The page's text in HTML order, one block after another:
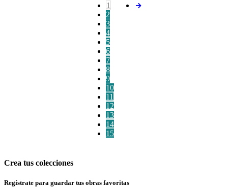
1
2
3
4
5
6
7
8
9
10
11
12
13
14
15
Crea tus colecciones
Regístrate para guardar tus obras favoritas